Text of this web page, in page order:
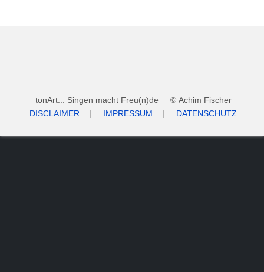
tonArt... Singen macht Freu(n)de © Achim Fischer
DISCLAIMER | IMPRESSUM | DATENSCHUTZ